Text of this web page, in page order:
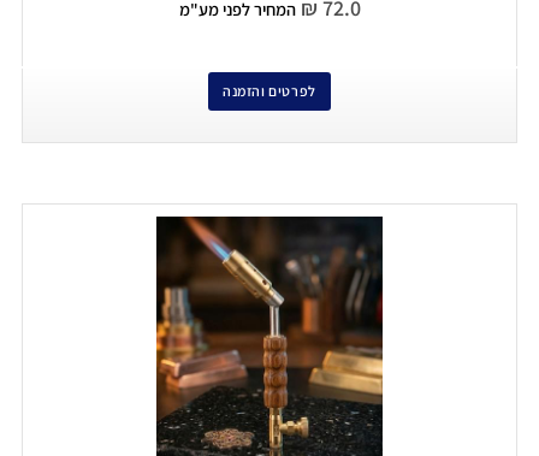
₪ 72.0 המחיר לפני מע"מ
לפרטים והזמנה